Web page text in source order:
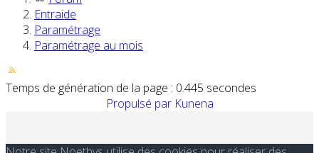
Forum
Entraide
Paramétrage
Paramétrage au mois
Temps de génération de la page : 0.445 secondes
Propulsé par